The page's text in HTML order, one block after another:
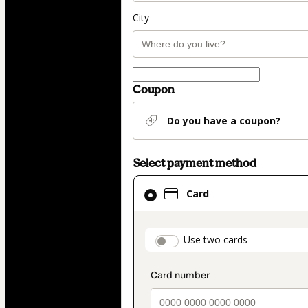
City
Coupon
Do you have a coupon?
Select payment method
Card
Use two cards
Card
selected
method